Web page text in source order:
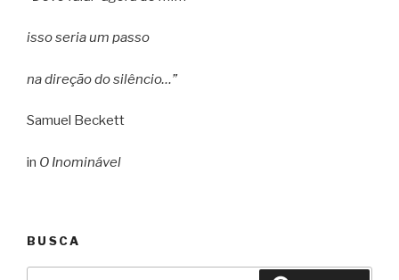
isso seria um passo
na direção do silêncio…”
Samuel Beckett
in O Inominável
BUSCA